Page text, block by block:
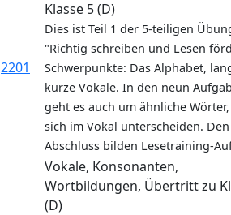
2201
Klasse 5 (D)
Dies ist Teil 1 der 5-teiligen
"Richtig schreiben und Lesen
Schwerpunkte: Das Alphabet,
kurze Vokale. In den neun
geht es auch um ähnliche
sich im Vokal unterscheiden. Den
Abschluss bilden Lesetraining-
Vokale, Konsonanten,
Wortbildungen, Übertritt zu
(D)